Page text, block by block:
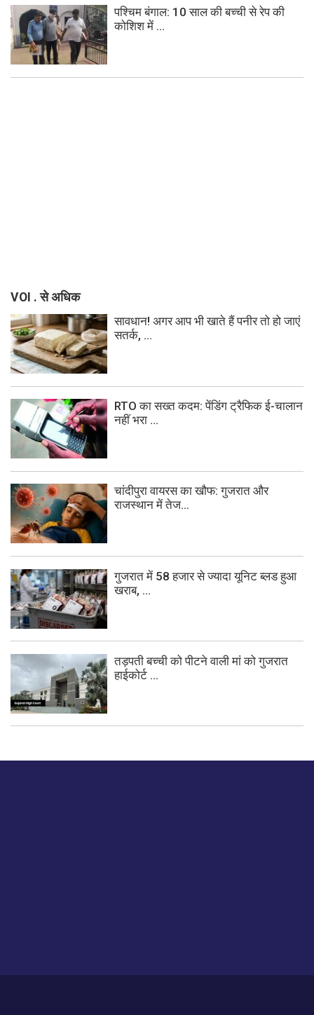
पश्चिम बंगाल: 10 साल की बच्ची से रेप की
कोशिश में ...
VOI . से अधिक
सावधान! अगर आप भी खाते हैं पनीर तो हो जाएं
सतर्क, ...
RTO का सख्त कदम: पेंडिंग ट्रैफिक ई-चालान
नहीं भरा ...
चांदीपुरा वायरस का खौफ: गुजरात और
राजस्थान में तेज...
गुजरात में 58 हजार से ज्यादा यूनिट ब्लड हुआ
खराब, ...
तड़पती बच्ची को पीटने वाली मां को गुजरात
हाईकोर्ट ...